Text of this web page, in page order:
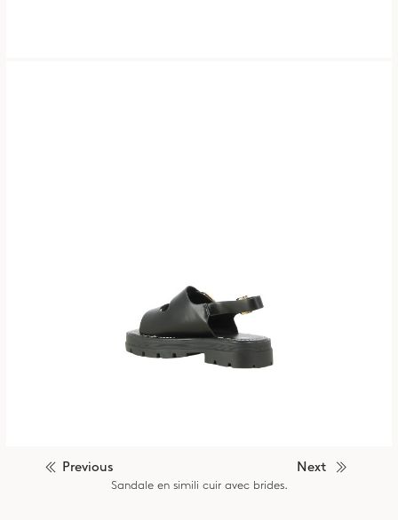
Sandale en simili cuir avec brides.
Previous Next